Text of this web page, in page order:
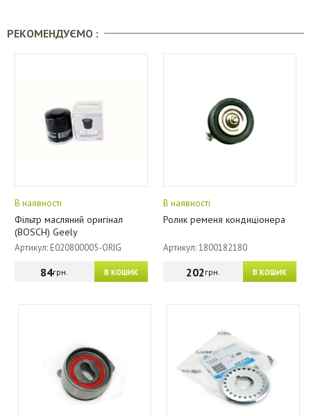
РЕКОМЕНДУЄМО :
В наявності
Фільтр масляний оригінал
(BOSCH) Geely
Артикул: E020800005-ORIG
В КОШИК
84грн.
В наявності
Ролик ременя кондиціонера
Артикул: 1800182180
В КОШИК
202грн.